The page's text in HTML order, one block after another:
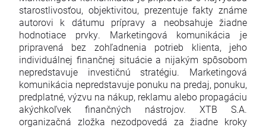
starostlivosťou, objektivitou, prezentuje fakty známe
autorovi k dátumu prípravy a neobsahuje žiadne
hodnotiace prvky. Marketingová komunikácia je
pripravená bez zohľadnenia potrieb klienta, jeho
individuálnej finančnej situácie a nijakým spôsobom
nepredstavuje investičnú stratégiu. Marketingová
komunikácia nepredstavuje ponuku na predaj, ponuku,
predplatné, výzvu na nákup, reklamu alebo propagáciu
akýchkoľvek finančných nástrojov. XTB S.A.
organizačná zložka nezodpovedá za žiadne kroky